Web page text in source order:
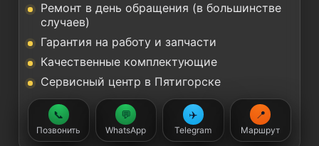
Ремонт в день обращения (в большинстве
случаев)
Гарантия на работу и запчасти
Качественные комплектующие
Сервисный центр в Пятигорске
📞
Позвонить
💬
WhatsApp
✈️
Telegram
📍
Маршрут